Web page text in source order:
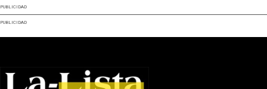
PUBLICIDAD
PUBLICIDAD